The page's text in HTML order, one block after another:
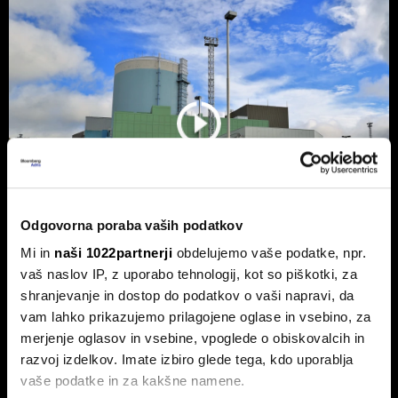
Odgovorna poraba vaših podatkov
Mi in naši 1022partnerji obdelujemo vaše podatke, npr.
vaš naslov IP, z uporabo tehnologij, kot so piškotki, za
shranjevanje in dostop do podatkov o vaši napravi, da
vam lahko prikazujemo prilagojene oglase in vsebino, za
merjenje oglasov in vsebine, vpoglede o obiskovalcih in
razvoj izdelkov. Imate izbiro glede tega, kdo uporablja
vaše podatke in za kakšne namene.
NEK predvidoma jutri v zmanjšanje
delovanja, lahko sledi ustavitev - kaj
pravi Gorazd Pfeifer, NEK
Slovenska nuklearka predvidoma jutri ponoči v zmanjšanje
delovanja, v naslednjih treh ali štirih dneh pa bodo po vsej
verjetnosti reaktor morali ustaviti.